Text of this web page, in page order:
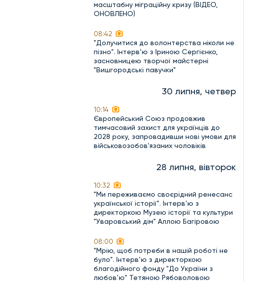
масштабну міграційну кризу (ВІДЕО,
ОНОВЛЕНО)
08:42
"Долучитися до волонтерства ніколи не
пізно". Інтерв’ю з Іриною Сергієнко,
засновницею творчої майстерні
"Вишгородські павучки"
30 липня, четвер
10:14
Європейський Союз продовжив
тимчасовий захист для українців до
2028 року, запровадивши нові умови для
військовозобов'язаних чоловіків
28 липня, вівторок
10:32
"Ми переживаємо своєрідний ренесанс
української історії". Інтерв’ю з
директоркою Музею історії та культури
"Уваровський дім" Аллою Багіровою
08:00
"Мрію, щоб потреби в нашій роботі не
було". Інтерв’ю з директоркою
благодійного фонду "До України з
любов’ю" Тетяною Рябоволовою